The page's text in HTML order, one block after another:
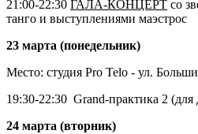
21:00-22:30 ГАЛА-КОНЦЕРТ со
танго и выступлениями маэстрос
23 марта (понедельник)
Место: студия Pro Telo - ул.
19:30-22:30 Grand-практика 2 (для
24 марта (вторник)